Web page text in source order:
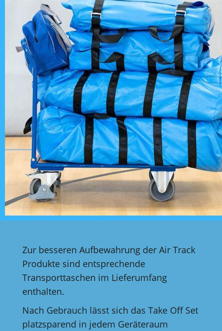
Zur besseren Aufbewahrung der Air Track
Produkte sind entsprechende
Transporttaschen im Lieferumfang
enthalten.
Nach Gebrauch lässt sich das Take Off Set
platzsparend in jedem Geräteraum